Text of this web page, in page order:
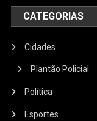
CATEGORIAS
Cidades
Plantão Policial
Política
Esportes